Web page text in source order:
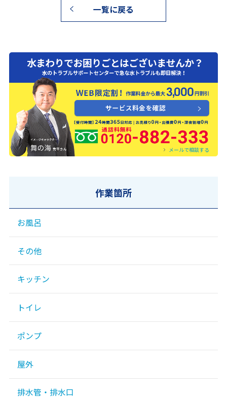
一覧に戻る
0120-882-333
メールで相談する
作業箇所
お風呂
その他
キッチン
トイレ
ポンプ
屋外
排水管・排水口